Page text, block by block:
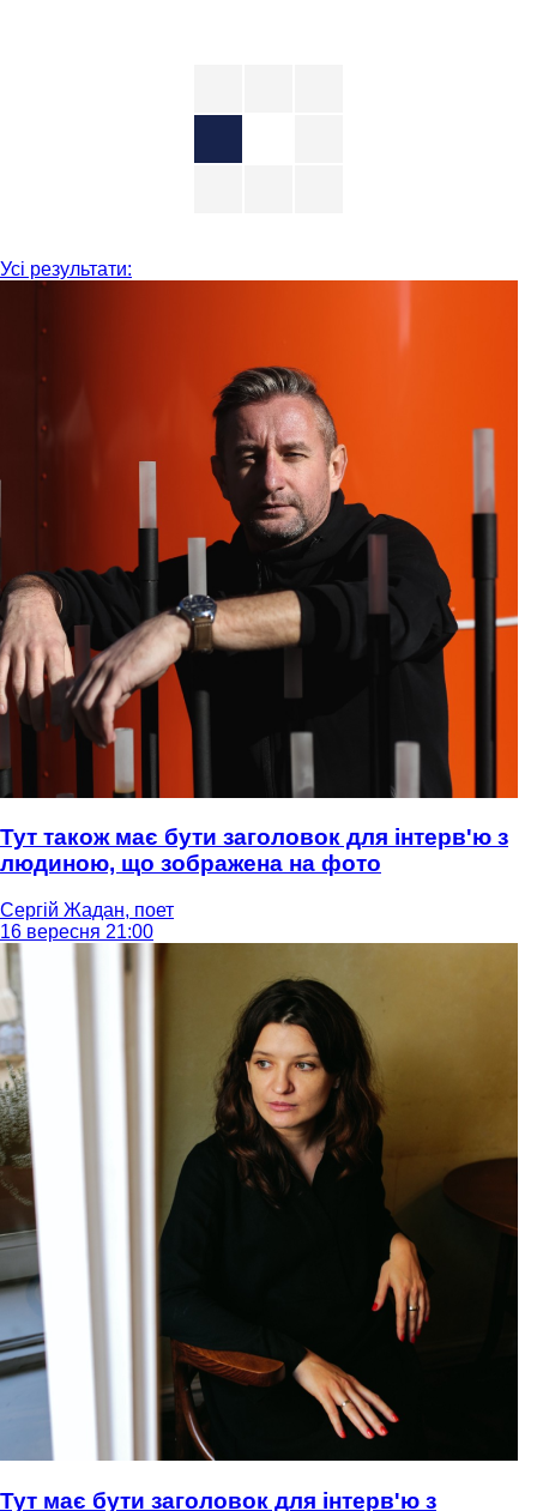
Усі результати:
Тут також має бути заголовок для інтерв'ю з
людиною, що зображена на фото
Сергій Жадан, поет
16 вересня 21:00
Тут має бути заголовок для інтерв'ю з